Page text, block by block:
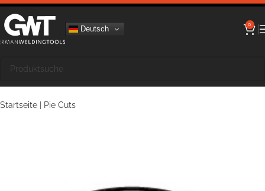
Deutsch 0
Startseite Pie Cuts